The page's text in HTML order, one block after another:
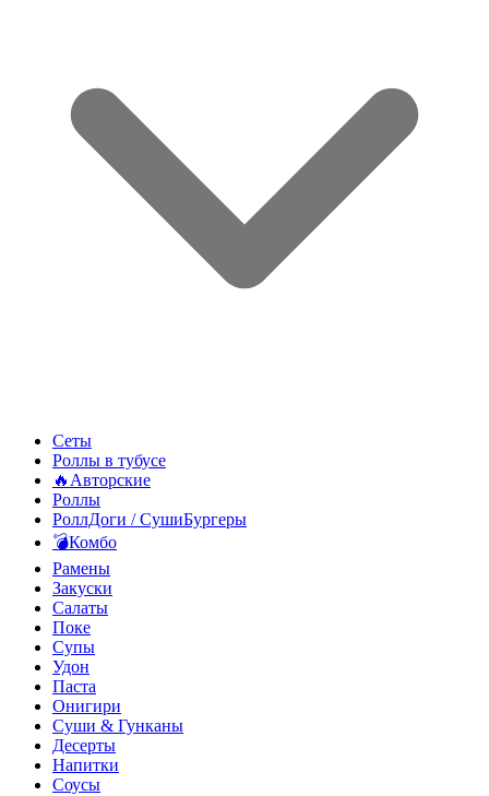
Сеты
Роллы в тубусе
🔥Авторские
Роллы
РоллДоги / СушиБургеры
💣Комбо
Рамены
Закуски
Салаты
Поке
Супы
Удон
Паста
Онигири
Суши & Гунканы
Десерты
Напитки
Соусы